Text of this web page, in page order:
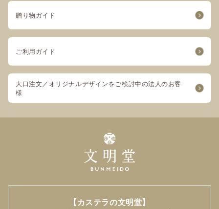
贈り物ガイド
ご利用ガイド
大口注文／オリジナルデザインをご検討中の法人のお客
様
【カステラの文明堂】